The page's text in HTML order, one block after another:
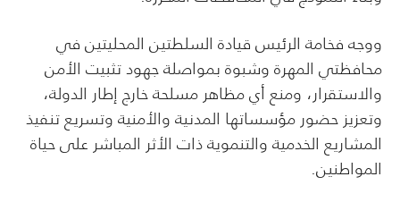
ووجه فخامة الرئيس قيادة السلطتين المحليتين في
محافظتي المهرة وشبوة بمواصلة جهود تثبيت الأمن
والاستقرار، ومنع أي مظاهر مسلحة خارج إطار الدولة،
وتعزيز حضور مؤسساتها المدنية والأمنية وتسريع تنفيذ
المشاريع الخدمية والتنموية ذات الأثر المباشر على حياة
المواطنين.